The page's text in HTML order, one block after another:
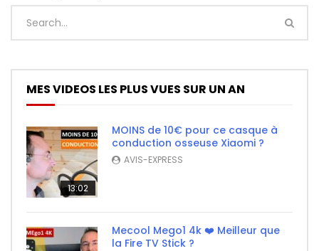
MES VIDEOS LES PLUS VUES SUR UN AN
13:02
MOINS de 10€ pour ce casque à
conduction osseuse Xiaomi ?
AVIS-EXPRESS
Mecool Mego1 4k ❤️ Meilleur que
la Fire TV Stick ?